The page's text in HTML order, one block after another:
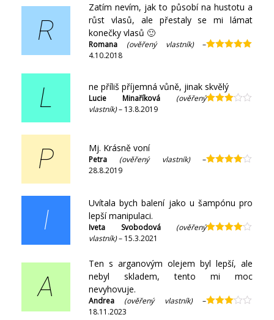
R
Zatím nevím, jak to působí na hustotu a
růst vlasů, ale přestaly se mi lámat
konečky vlasů 🙂
Romana (ověřený vlastník)
–
4.10.2018
L ne příliš příjemná vůně, jinak skvělý
Lucie Minaříková (ověřený
vlastník)– 13.8.2019
P Mj. Krásně voní
Petra (ověřený vlastník)
–
28.8.2019
I
Uvítala bych balení jako u šampónu pro
lepší manipulaci.
Iveta Svobodová (ověřený
vlastník)– 15.3.2021
A
Ten s arganovým olejem byl lepší, ale
nebyl skladem, tento mi moc
nevyhovuje.
Andrea (ověřený vlastník)
–
18.11.2023